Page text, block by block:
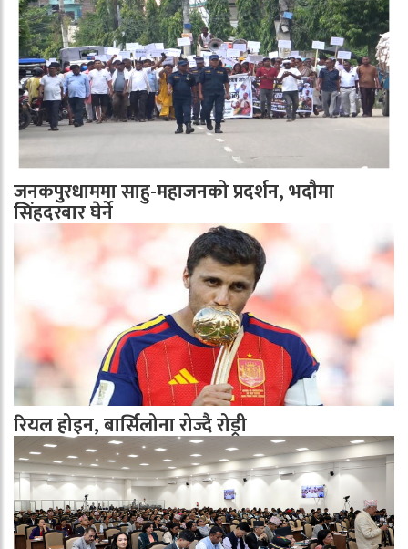
जनकपुरधाममा साहु-महाजनको प्रदर्शन, भदौमा
सिंहदरबार घेर्ने
रियल होइन, बार्सिलोना रोज्दै रोड्री